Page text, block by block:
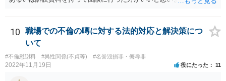
す）に基づいて 提案されるもので、応じない場合提示案より上がった
り下がったりはありえます。 例えば、原告としては判決だともっと下
がるかもしれないから応じておくか、とか 被告としては判決でもっと
払うことになるリスクを考えたら和解に応じるか、とか考えさせるよ
うな案が出てきます。
10
職場での不倫の噂に対する法的対応と解決策につ
いて
#不倫慰謝料 #異性関係(不貞等) #名誉毀損罪・侮辱罪
2022年11月19日 役にたった 11